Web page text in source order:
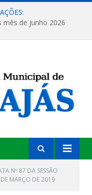
mês de junho 2026
Nº 87 DA SESSÃO
MARÇO DE 2019